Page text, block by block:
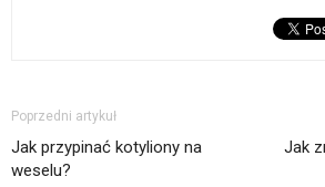
Poprzedni artykuł
Jak przypinać kotyliony na
weselu?
Jak